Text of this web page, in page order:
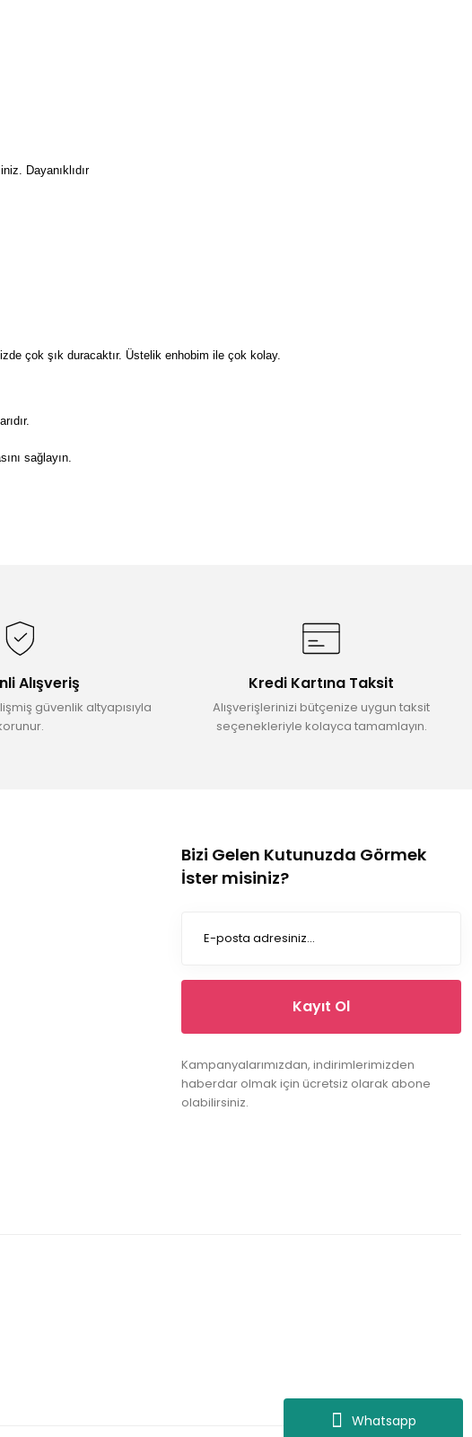
Whatsapp
Dayanıklıdır
çok şık duracaktır. Üstelik enhobim ile çok kolay.
sağlayın.
Alışveriş
güvenlik altyapısıyla
Kredi Kartına Taksit
Alışverişlerinizi bütçenize uygun taksit
seçenekleriyle kolayca tamamlayın.
Bizi Gelen Kutunuzda Görmek
İster misiniz?
Kayıt Ol
Kampanyalarımızdan, indirimlerimizden
haberdar olmak için ücretsiz olarak abone
olabilirsiniz.